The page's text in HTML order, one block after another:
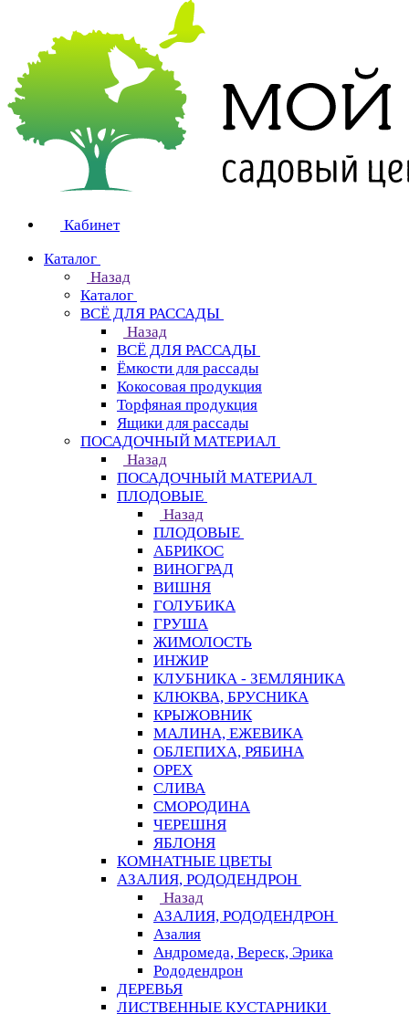
Кабинет
Каталог
Назад
Каталог
ВСЁ ДЛЯ РАССАДЫ
Назад
ВСЁ ДЛЯ РАССАДЫ
Ёмкости для рассады
Кокосовая продукция
Торфяная продукция
Ящики для рассады
ПОСАДОЧНЫЙ МАТЕРИАЛ
Назад
ПОСАДОЧНЫЙ МАТЕРИАЛ
ПЛОДОВЫЕ
Назад
ПЛОДОВЫЕ
АБРИКОС
ВИНОГРАД
ВИШНЯ
ГОЛУБИКА
ГРУША
ЖИМОЛОСТЬ
ИНЖИР
КЛУБНИКА - ЗЕМЛЯНИКА
КЛЮКВА, БРУСНИКА
КРЫЖОВНИК
МАЛИНА, ЕЖЕВИКА
ОБЛЕПИХА, РЯБИНА
ОРЕХ
СЛИВА
СМОРОДИНА
ЧЕРЕШНЯ
ЯБЛОНЯ
КОМНАТНЫЕ ЦВЕТЫ
АЗАЛИЯ, РОДОДЕНДРОН
Назад
АЗАЛИЯ, РОДОДЕНДРОН
Азалия
Андромеда, Вереск, Эрика
Рододендрон
ДЕРЕВЬЯ
ЛИСТВЕННЫЕ КУСТАРНИКИ